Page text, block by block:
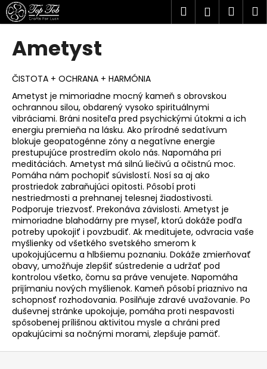
Prejsť
na
obsah
Hľadať
Ametyst
ČISTOTA + OCHRANA + HARMÓNIA
Ametyst je mimoriadne mocný kameň s obrovskou
ochrannou silou, obdarený vysoko spirituálnymi
vibráciami. Bráni nositeľa pred psychickými útokmi a ich
energiu premieňa na lásku. Ako prírodné sedatívum
blokuje geopatogénne zóny a negatívne energie
prestupujúce prostredím okolo nás. Napomáha pri
meditáciách. Ametyst má silnú liečivú a očistnú moc.
Pomáha nám pochopiť súvislostí. Nosí sa aj ako
prostriedok zabraňujúci opitosti. Pôsobí proti
nestriedmosti a prehnanej telesnej žiadostivosti.
Podporuje triezvosť. Prekonáva závislosti. Ametyst je
mimoriadne blahodárny pre myseľ, ktorú dokáže podľa
potreby upokojiť i povzbudiť. Ak meditujete, odvracia vaše
myšlienky od všetkého svetského smerom k
upokojujúcemu a hlbšiemu poznaniu. Dokáže zmierňovať
obavy, umožňuje zlepšiť sústredenie a udržať pod
kontrolou všetko, čomu sa práve venujete. Napomáha
prijímaniu nových myšlienok. Kameň pôsobí priaznivo na
schopnosť rozhodovania. Posilňuje zdravé uvažovanie. Po
duševnej stránke upokojuje, pomáha proti nespavosti
spôsobenej prílišnou aktivitou mysle a chráni pred
opakujúcimi sa nočnými morami, zlepšuje pamäť.
K
o
o
p
o
t
r
e
b
u
j
e
t
e
n
á
j
s
ť
?
Z